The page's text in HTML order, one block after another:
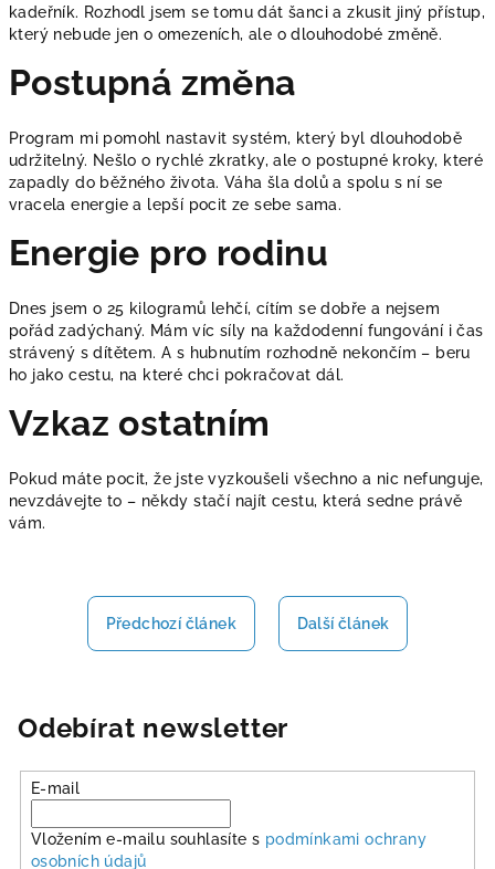
kadeřník. Rozhodl jsem se tomu dát šanci a zkusit jiný přístup,
který nebude jen o omezeních, ale o dlouhodobé změně.
Postupná změna
Program mi pomohl nastavit systém, který byl dlouhodobě
udržitelný. Nešlo o rychlé zkratky, ale o postupné kroky, které
zapadly do běžného života. Váha šla dolů a spolu s ní se
vracela energie a lepší pocit ze sebe sama.
Energie pro rodinu
Dnes jsem o 25 kilogramů lehčí, cítím se dobře a nejsem
pořád zadýchaný. Mám víc síly na každodenní fungování i čas
strávený s dítětem. A s hubnutím rozhodně nekončím – beru
ho jako cestu, na které chci pokračovat dál.
Vzkaz ostatním
Pokud máte pocit, že jste vyzkoušeli všechno a nic nefunguje,
nevzdávejte to – někdy stačí najít cestu, která sedne právě
vám.
Předchozí článek Další článek
Odebírat newsletter
E-mail
Vložením e-mailu souhlasíte s podmínkami ochrany
osobních údajů